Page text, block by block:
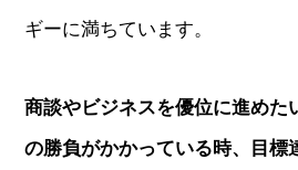
ギーに満ちています。
商談やビジネスを優位に進めた
の勝負がかかっている時、目標